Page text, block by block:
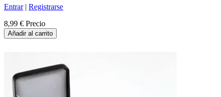
Entrar| Registrarse
8,99 € Precio
Añadir al carrito